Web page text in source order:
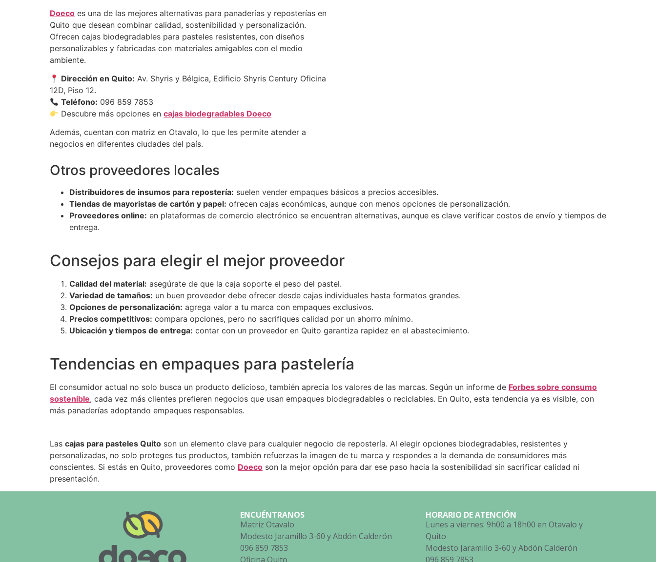
Doeco es una de las mejores alternativas para panaderías y reposterías en
Quito que desean combinar calidad, sostenibilidad y personalización.
Ofrecen cajas biodegradables para pasteles resistentes, con diseños
personalizables y fabricadas con materiales amigables con el medio
ambiente.
Dirección en Quito: Av. Shyris y Bélgica, Edificio Shyris Century Oficina
12D, Piso 12.
Teléfono: 096 859 7853
Descubre más opciones encajas biodegradables Doeco
Además, cuentan con matriz en Otavalo, lo que les permite atender a
negocios en diferentes ciudades del país.
Otros proveedores locales
Distribuidores de insumos para repostería: suelen vender empaques básicos a precios accesibles.
Tiendas de mayoristas de cartón y papel: ofrecen cajas económicas, aunque con menos opciones de personalización.
Proveedores online: en plataformas de comercio electrónico se encuentran alternativas, aunque es clave verificar costos de envío y tiempos de
entrega.
Consejos para elegir el mejor proveedor
Calidad del material: asegúrate de que la caja soporte el peso del pastel.
Variedad de tamaños: un buen proveedor debe ofrecer desde cajas individuales hasta formatos grandes.
Opciones de personalización: agrega valor a tu marca con empaques exclusivos.
Precios competitivos: compara opciones, pero no sacrifiques calidad por un ahorro mínimo.
Ubicación y tiempos de entrega: contar con un proveedor en Quito garantiza rapidez en el abastecimiento.
Tendencias en empaques para pastelería
El consumidor actual no solo busca un producto delicioso, también aprecia los valores de las marcas. Según un informe de Forbes sobre consumo
sostenible, cada vez más clientes prefieren negocios que usan empaques biodegradables o reciclables. En Quito, esta tendencia ya es visible, con
más panaderías adoptando empaques responsables.
Las cajas para pasteles Quito son un elemento clave para cualquier negocio de repostería. Al elegir opciones biodegradables, resistentes y
personalizadas, no solo proteges tus productos, también refuerzas la imagen de tu marca y respondes a la demanda de consumidores más
conscientes. Si estás en Quito, proveedores como Doeco son la mejor opción para dar ese paso hacia la sostenibilidad sin sacrificar calidad ni
presentación.
ENCUÉNTRANOS
Matriz Otavalo
Modesto Jaramillo 3-60 y Abdón Calderón
096 859 7853
Oficina Quito
HORARIO DE ATENCIÓN
Lunes a viernes: 9h00 a 18h00 en Otavalo y
Quito
Modesto Jaramillo 3-60 y Abdón Calderón
096 859 7853